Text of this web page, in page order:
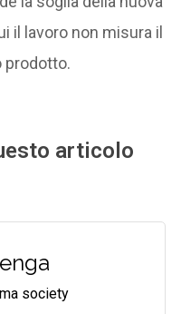
il lavoro non misura il
prodotto.
articolo
society